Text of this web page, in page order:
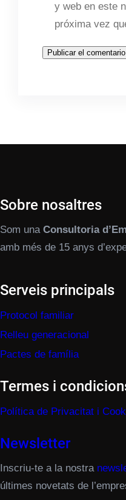
y web en este
próxima vez
Sobre nosaltres
Som una Consultoria
amb més de 15 anys
Serveis principals
Protocol familiar
Relleu generacional
Pactes de família
Termes i
Política de Privacitat i
Newsletter
Inscriu-te a la nostra
últimes novetats de